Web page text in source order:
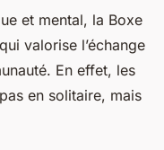
et mental, la Boxe
valorise l’échange
En effet, les
en solitaire, mais